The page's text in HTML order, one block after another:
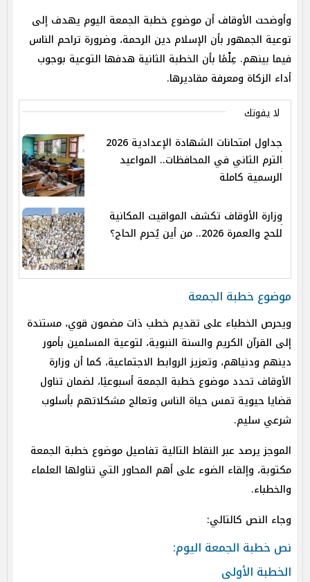
وأوضحت الأوقاف أن موضوع خطبة الجمعة اليوم يهدف إلى
توعية الجمهور بأن الإسلام دين الرحمة، وضرورة تراحم الناس
فيما بينهم. عِلْمًا بأن الخطبة الثانية هدفها التوعية بوجوب
أداء الزكاة ومعرفة مقاديرها.
لا يفوتك
جداول امتحانات الشهادة الإعدادية 2026
الترم الثاني في المحافظات.. المواعيد
الرسمية كاملة
وزارة الأوقاف تكشف المواقيت المكانية
للحج والعمرة 2026.. من أين يُحرم الحاج؟
موضوع خطبة الجمعة
ويحرص الخطباء على تقديم خطب ذات مضمون قوي، مستندة
إلى القرآن الكريم والسنة النبوية، لتوعية المسلمين بأمور
دينهم ودنياهم، وتعزيز الروابط الاجتماعية، كما أن وزارة
الأوقاف تحدد موضوع خطبة الجمعة أسبوعيًا، لضمان تناول
قضايا حيوية تمس حياة الناس وتعالج مشكلاتهم بأسلوب
شرعي سليم.
الموجز يرصد عبر النقاط التالية تفاصيل موضوع خطبة الجمعة
مكتوبة، وإلقاء الضوء على أهم المحاور التي تناولها العلماء
والخطباء.
وجاء النص كالتالي:
نص خطبة الجمعة اليوم:
الخطبة الأولى